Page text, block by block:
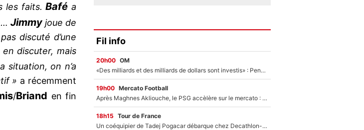
les faits.Bafé a
Jimmyjoue de
discuté d’une
discuter, mais
situation, on n’a
» a récemment
/Briand en fin
Fil info
20h00 OM
«Des milliards et des milliards de dollars sont investis» : Pendant que l'OM est en pleine crise financière, Frank McCourt lance un nouveau projet à 260M€ !
19h00 Mercato Football
Après Maghnes Akliouche, le PSG accèlère sur le mercato : Voilà les deux nouvelles recrues qui vont signer la semaine prochaine ?
18h15 Tour de France
Un coéquipier de Tadej Pogacar débarque chez Decathlon-CMA CGM pour épauler Paul Seixas : «Mes meilleures années sont à venir»